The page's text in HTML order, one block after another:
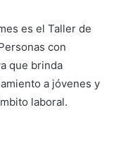
es el Taller de
con
que brinda
a jóvenes y
laboral.